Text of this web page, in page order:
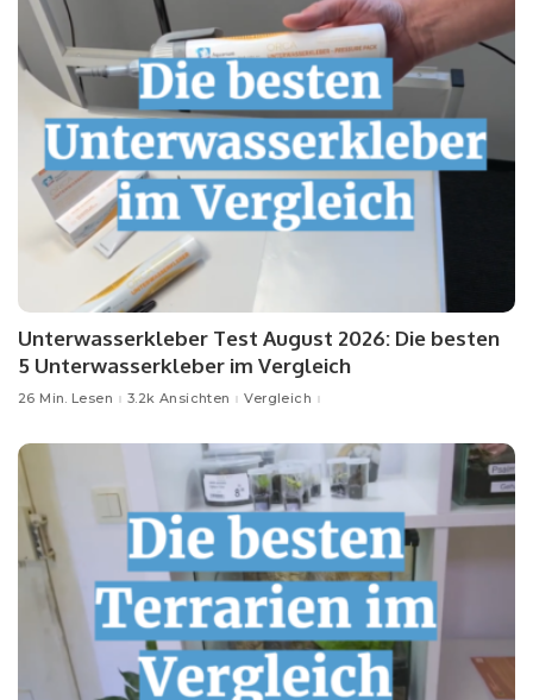
Unterwasserkleber Test August 2026: Die besten
5 Unterwasserkleber im Vergleich
26 Min. Lesen 3.2k Ansichten Vergleich